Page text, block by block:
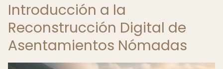
Introducción a la
Reconstrucción Digital de
Asentamientos Nómadas